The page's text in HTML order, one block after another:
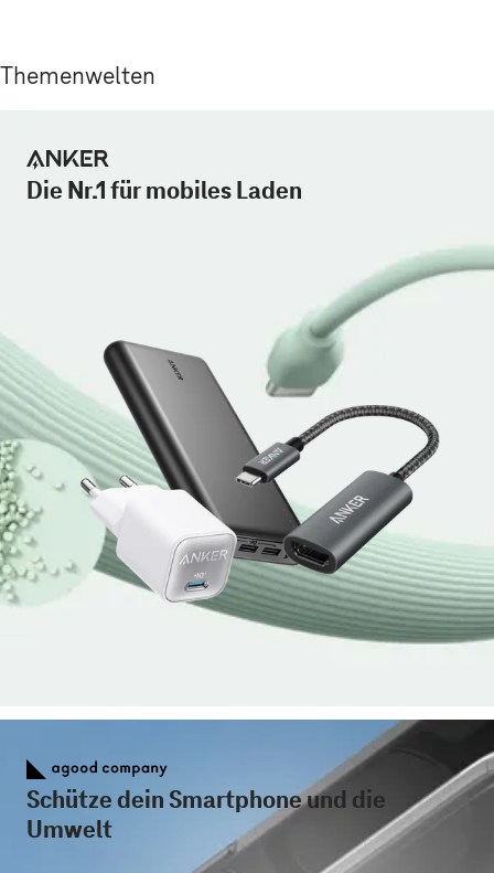
Themenwelten
Die Nr.1 für mobiles Laden
Schütze dein Smartphone und die
Umwelt